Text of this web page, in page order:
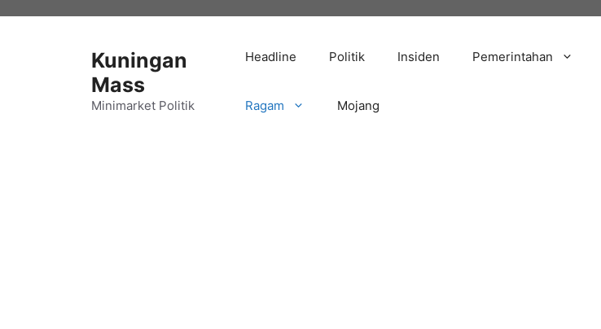
Kuningan
Mass
Minimarket Politik
Headline Politik Insiden Pemerintahan
Ragam Mojang